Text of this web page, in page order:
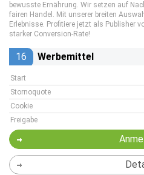
bewusste Ernährung. Wir setzen auf
fairen Handel. Mit unserer breiten
Erlebnisse. Profitiere jetzt als Publisher
starker Conversion-Rate!
16 Werbemittel
Start
Stornoquote
Cookie
Freigabe